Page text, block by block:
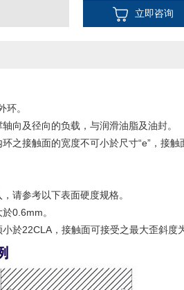
立即咨询
。
向及径向的负载，与润滑油脂及油封。
之接触面的宽度不可小於尺寸“e”，接
请参考以下表面硬度规格。
0.6mm。
於22CLA，接触面可接受之最大歪斜度